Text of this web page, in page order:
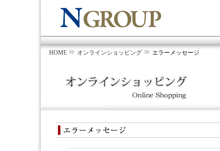
HOME オンラインショッピング エラーメッセージ